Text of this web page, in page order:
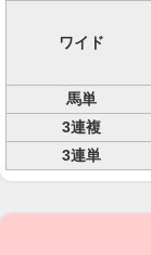
ワイド
馬単
3連複
3連単